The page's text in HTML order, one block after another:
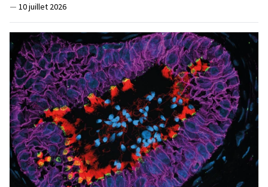
— 10 juillet 2026